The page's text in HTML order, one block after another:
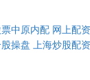
票中原内配 网上配
操盘 上海炒股配